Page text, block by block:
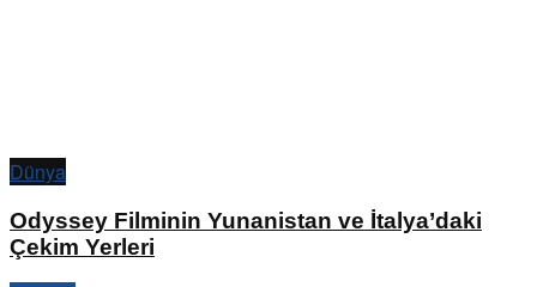
Dünya
Odyssey Filminin Yunanistan ve İtalya’daki
Çekim Yerleri